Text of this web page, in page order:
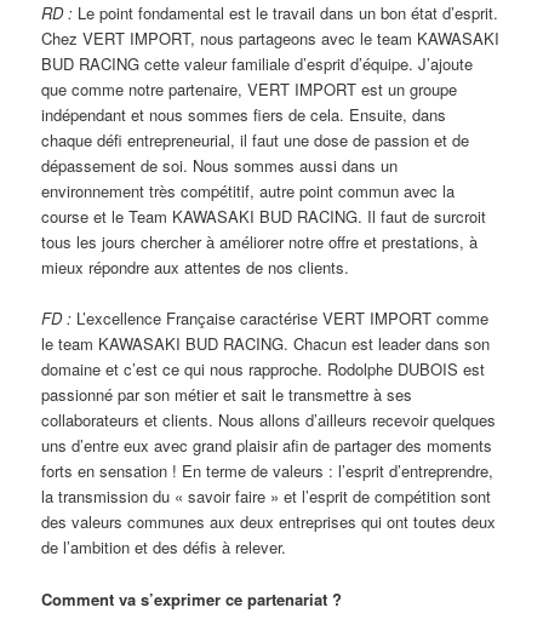
RD : Le point fondamental est le travail dans un bon état d’esprit.
Chez VERT IMPORT, nous partageons avec le team KAWASAKI
BUD RACING cette valeur familiale d’esprit d’équipe. J’ajoute
que comme notre partenaire, VERT IMPORT est un groupe
indépendant et nous sommes fiers de cela. Ensuite, dans
chaque défi entrepreneurial, il faut une dose de passion et de
dépassement de soi. Nous sommes aussi dans un
environnement très compétitif, autre point commun avec la
course et le Team KAWASAKI BUD RACING. Il faut de surcroit
tous les jours chercher à améliorer notre offre et prestations, à
mieux répondre aux attentes de nos clients.
FD : L’excellence Française caractérise VERT IMPORT comme
le team KAWASAKI BUD RACING. Chacun est leader dans son
domaine et c’est ce qui nous rapproche. Rodolphe DUBOIS est
passionné par son métier et sait le transmettre à ses
collaborateurs et clients. Nous allons d’ailleurs recevoir quelques
uns d’entre eux avec grand plaisir afin de partager des moments
forts en sensation ! En terme de valeurs : l’esprit d’entreprendre,
la transmission du « savoir faire » et l’esprit de compétition sont
des valeurs communes aux deux entreprises qui ont toutes deux
de l’ambition et des défis à relever.
Comment va s’exprimer ce partenariat ?